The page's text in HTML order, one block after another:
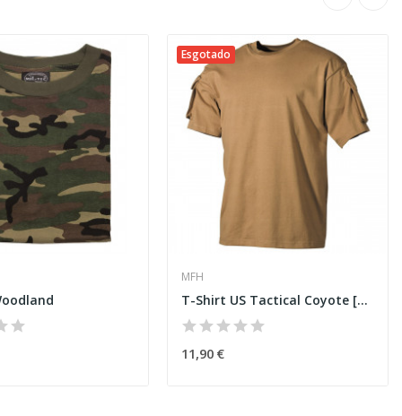
Esgotado
MFH
T-Shirt US Tactical Coyote [MFH]
11,90 €